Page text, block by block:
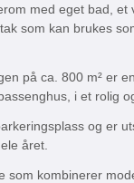
med eget bad,
som kan brukes
på ca. 800 m² er
i et rolig
og er
året.
som kombinerer